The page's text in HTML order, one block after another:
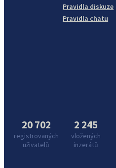
Pravidla diskuze
Pravidla chatu
20 702
registrovaných
uživatelů
2 245
vložených
inzerátů